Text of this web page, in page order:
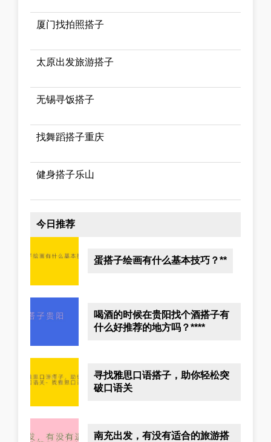
厦门找拍照搭子
太原出发旅游搭子
无锡寻饭搭子
找舞蹈搭子重庆
健身搭子乐山
今日推荐
蛋搭子绘画有什么基本技巧？**
喝酒的时候在贵阳找个酒搭子有
什么好推荐的地方吗？****
寻找雅思口语搭子，助你轻松突
破口语关
南充出发，有没有适合的旅游搭